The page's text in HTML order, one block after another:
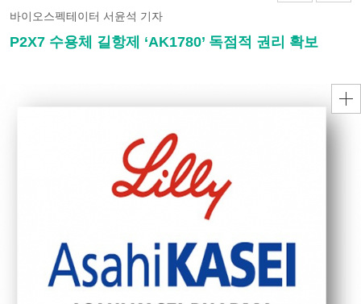
바이오스펙테이터 서윤석 기자
P2X7 수용체 길항제 ‘AK1780’ 독점적 권리 확보